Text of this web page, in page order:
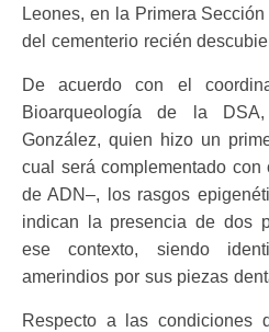
Leones, en la Primera
del cementerio recién
De acuerdo con el
Bioarqueología de la
González, quien hizo un
cual será complementado
de ADN–, los rasgos
indican la presencia de dos
ese contexto, siendo
amerindios por sus piezas
Respecto a las condiciones